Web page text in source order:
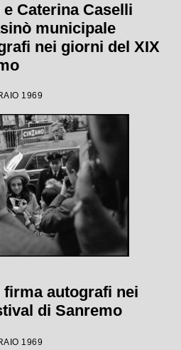
Caterina Caselli
municipale
nei giorni del XIX
1969
autografi nei
di Sanremo
1969